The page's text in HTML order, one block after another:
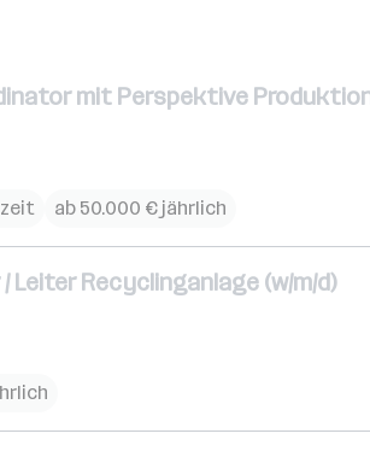
mit Perspektive
ab 50.000 € jährlich
Recyclinganlage (w/m/d)